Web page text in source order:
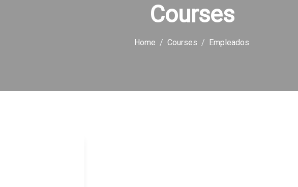
Courses
Home Courses Empleados